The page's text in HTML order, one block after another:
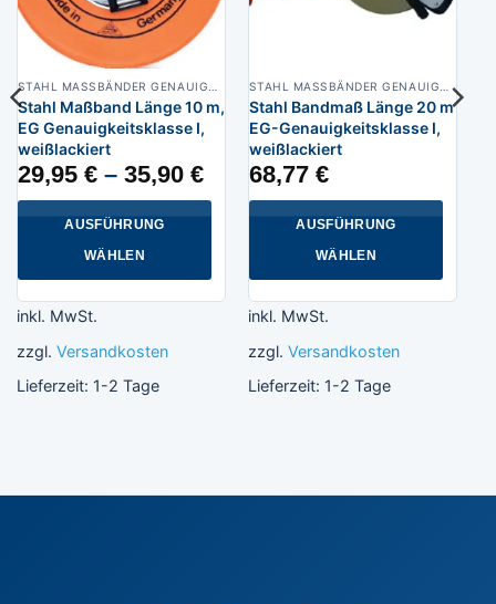
Stahl Maßband Länge 10 m,
EG Genauigkeitsklasse I,
weißlackiert
29,95 €– 35,90 €
AUSFÜHRUNG
WÄHLEN
Produkt
mehrere
Varianten
auf
inkl. MwSt.
zzgl. Versandkosten
Lieferzeit: 1-2 Tage
Stahl Bandmaß Länge 20 m
EG-Genauigkeitsklasse I,
weißlackiert
68,77 €
AUSFÜHRUNG
WÄHLEN
Produkt
mehrere
Varianten
auf
inkl. MwSt.
zzgl. Versandkosten
Lieferzeit: 1-2 Tage